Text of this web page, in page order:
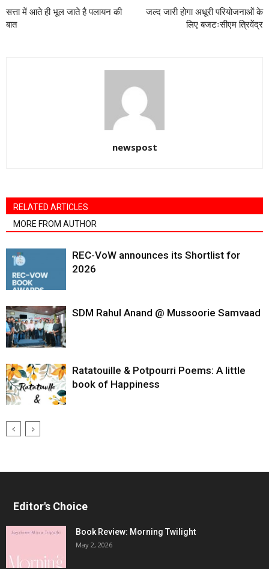
सत्ता में आते ही भूल जाते है पलायन की
बात
जल्द जारी होगा अधूरी परियोजनाओं के
लिए बजटःसीएम त्रिवेंद्र
newspost
RELATED ARTICLES
MORE FROM AUTHOR
REC-VoW announces its Shortlist for
2026
SDM Rahul Anand @ Mussoorie Samvaad
Ratatouille & Potpourri Poems: A little
book of Happiness
Editor's Choice
Book Review: Morning Twilight
May 2, 2026